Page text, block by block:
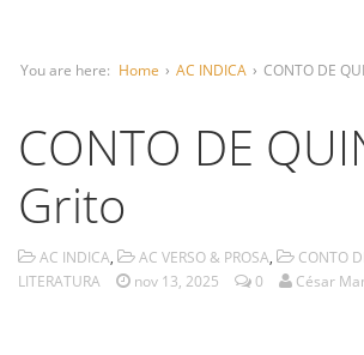
You are here: Home › AC INDICA › CONTO DE
CONTO DE
Grito
AC INDICA, AC VERSO & PROSA, CONTO
LITERATURA
nov 13, 2025 0 César